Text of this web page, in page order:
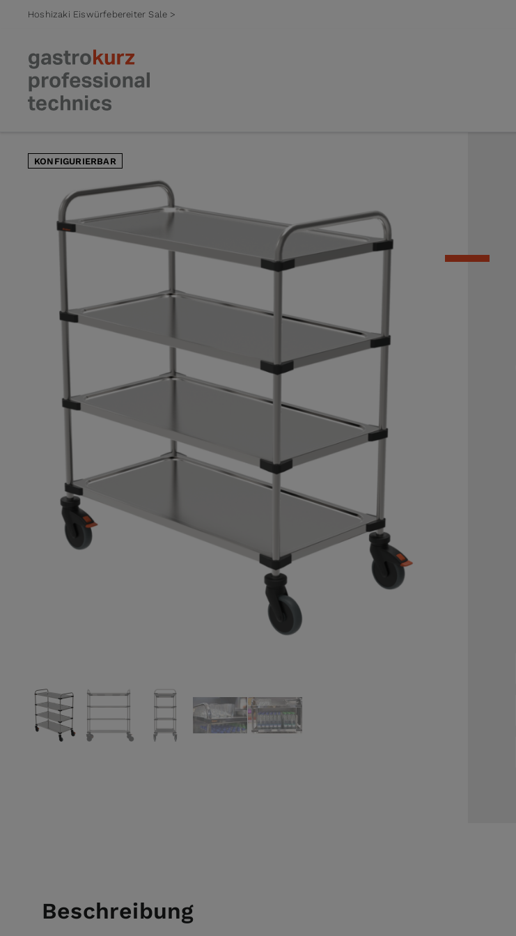
Hoshizaki Eiswürfebereiter Sale >
KONFIGURIERBAR
View larger imageView larger imageView larger imageView larger imageView larger image
Beschreibung